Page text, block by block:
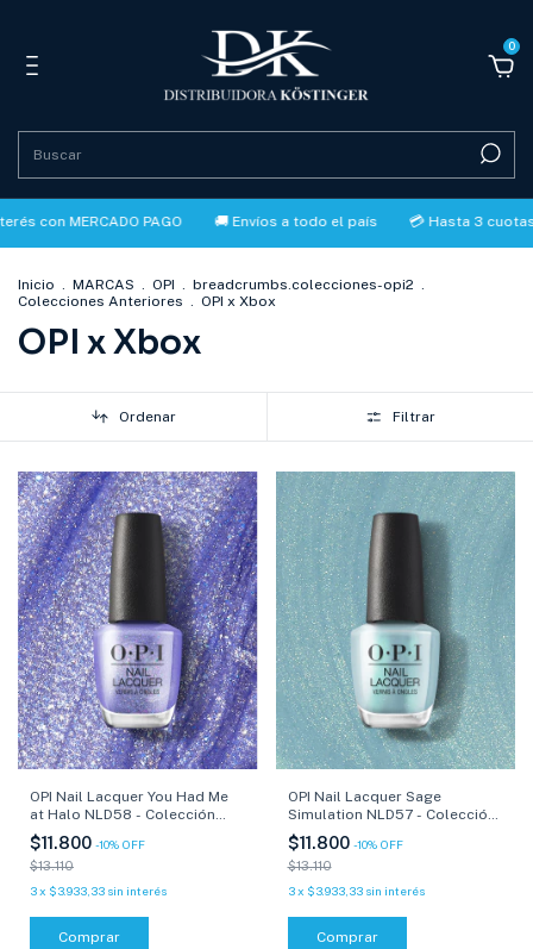
0
con MERCADO PAGO 🚚 Envíos a todo el país 💳 Hasta 3 cuotas
Inicio . MARCAS . OPI . breadcrumbs.colecciones-opi2 .
Colecciones Anteriores . OPI x Xbox
OPI x Xbox
Ordenar Filtrar
OPI Nail Lacquer You Had Me
at Halo NLD58 - Colección
Xbox - 15 ml
$11.800 -10% OFF
$13.110
3x $3.933,33 sin interés
Comprar
OPI Nail Lacquer Sage
Simulation NLD57 - Colección
Xbox - 15 ml
$11.800 -10% OFF
$13.110
3 x $3.933,33 sin interés
Comprar